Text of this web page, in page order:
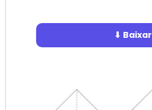
⬇ Baixar